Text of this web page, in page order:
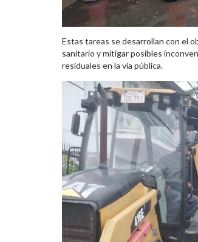
Estas tareas se desarrollan con el
sanitario y mitigar posibles
residuales en la vía pública.